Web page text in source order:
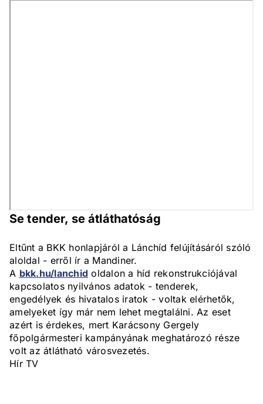
Se tender, se átláthatóság
Eltűnt a BKK honlapjáról a Lánchíd felújításáról szóló
aloldal - erről ír a Mandiner.
A bkk.hu/lanchid oldalon a híd rekonstrukciójával
kapcsolatos nyilvános adatok - tenderek,
engedélyek és hivatalos iratok - voltak elérhetők,
amelyeket így már nem lehet megtalálni. Az eset
azért is érdekes, mert Karácsony Gergely
főpolgármesteri kampányának meghatározó része
volt az átlátható városvezetés.
Hír TV